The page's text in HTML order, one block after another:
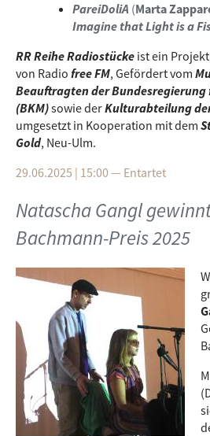
PareiDoliA (Marta
Imagine that Light is a
RR Reihe Radiostücke ist ein
von Radio free FM, Gefördert vom
Beauftragten der Bundesregierung
(BKM)sowie derKulturabteilung
umgesetzt in Kooperation mit dem
Gold, Neu-Ulm.
29.06.2025 | 15:00— Entartet
Natascha Gangl
Bachmann-Preis 2025